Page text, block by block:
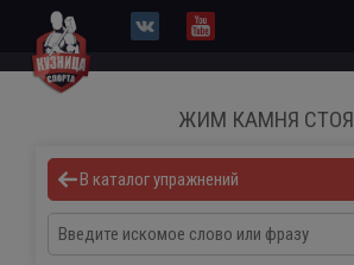
ЖИМ КАМНЯ СТОЯ
В каталог упражнений